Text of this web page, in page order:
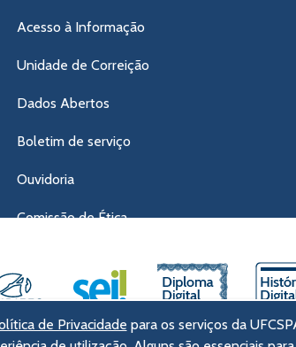
Acesso à Informação
Unidade de Correição
Dados Abertos
Boletim de serviço
Ouvidoria
Comissão de Ética
de Privacidade para os serviços da